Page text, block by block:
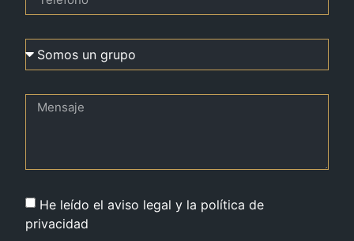
He leído el aviso legal y la política de
privacidad